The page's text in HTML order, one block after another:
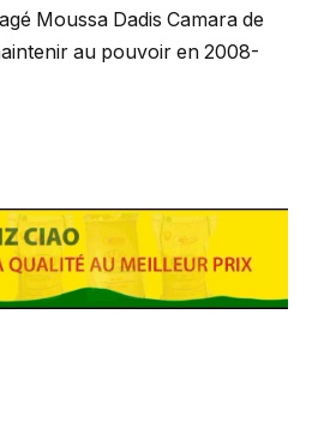
Moussa Dadis Camara de
au pouvoir en 2008-